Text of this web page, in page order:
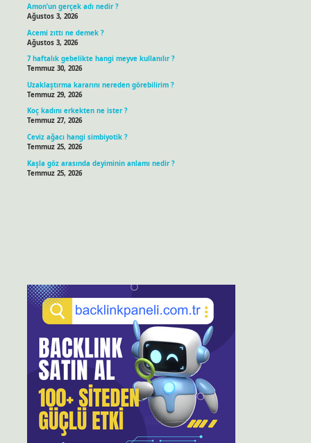
Amon’un gerçek adı nedir ?
Ağustos 3, 2026
Acemi zıttı ne demek ?
Ağustos 3, 2026
7 haftalık gebelikte hangi meyve kullanılır ?
Temmuz 30, 2026
Uzaklaştırma kararını nereden görebilirim ?
Temmuz 29, 2026
Koç kadını erkekten ne ister ?
Temmuz 27, 2026
Ceviz ağacı hangi simbiyotik ?
Temmuz 25, 2026
Kaşla göz arasında deyiminin anlamı nedir ?
Temmuz 25, 2026